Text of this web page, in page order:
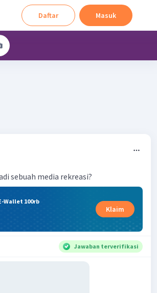
Daftar Masuk
sebuah media rekreasi?
Wallet 100rb
Klaim
Jawaban terverifikasi